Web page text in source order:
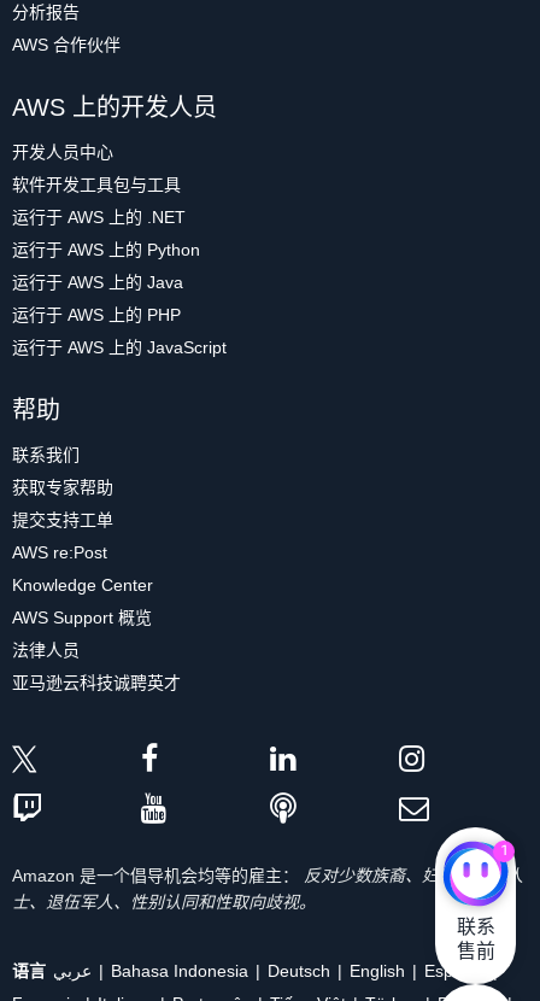
分析报告
AWS 合作伙伴
AWS 上的开发人员
开发人员中心
软件开发工具包与工具
运行于 AWS 上的 .NET
运行于 AWS 上的 Python
运行于 AWS 上的 Java
运行于 AWS 上的 PHP
运行于 AWS 上的 JavaScript
帮助
联系我们
获取专家帮助
提交支持工单
AWS re:Post
Knowledge Center
AWS Support 概览
法律人员
亚马逊云科技诚聘英才
Amazon 是一个倡导机会均等的雇主：
反对少数族裔、妇女、残疾人
士、退伍军人、性别认同和性取向歧视。
语言 عربي Bahasa Indonesia Deutsch English
Español
1
联系
售前